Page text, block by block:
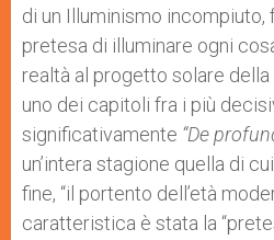
di un Illuminismo
pretesa di illuminare ogni
realtà al progetto solare
uno dei capitoli fra i più
significativamente “De
un’intera stagione quella di
fine, “il portento dell’età
caratteristica è stata la